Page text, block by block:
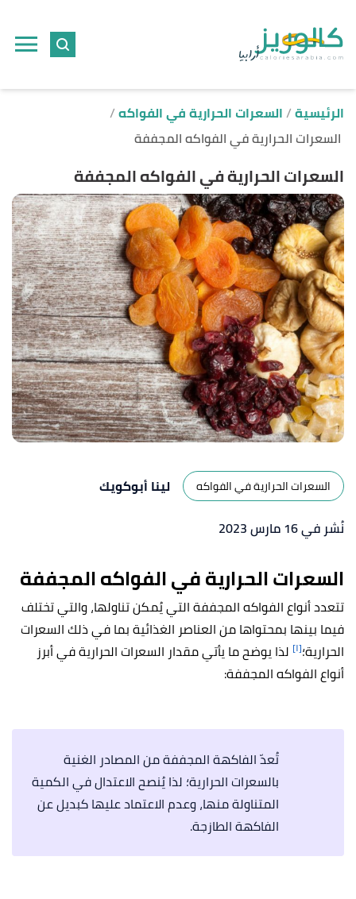
الرئيسية السعرات الحرارية في الفواكه
السعرات الحرارية في الفواكه المجففة
السعرات الحرارية في الفواكه المجففة
السعرات الحرارية في الفواكه
لينا أبوكويك
نُشر في 16 مارس 2023
السعرات الحرارية في الفواكه المجففة
تتعدد أنواع الفواكه المجففة التي يُمكن تناولها، والتي تختلف
فيما بينها بمحتواها من العناصر الغذائية بما في ذلك السعرات
الحرارية؛[١] لذا يوضح ما يأتي مقدار السعرات الحرارية في أبرز
أنواع الفواكه المجففة:
تُعدّ الفاكهة المجففة من المصادر الغنية
بالسعرات الحرارية؛ لذا يُنصح الاعتدال في الكمية
المتناولة منها، وعدم الاعتماد عليها كبديل عن
الفاكهة الطازجة.